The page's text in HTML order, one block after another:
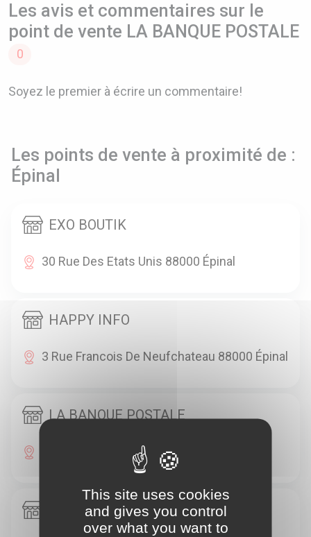
Les avis et commentaires sur le
point de vente LA BANQUE POSTALE
0
Soyez le premier à écrire un commentaire!
Les points de vente à proximité de :
Épinal
EXO BOUTIK
30 Rue Des Etats Unis 88000 Épinal
HAPPY INFO
3 Rue Francois De Neufchateau 88000 Épinal
LA BANQUE POSTALE
Place D Avrinsart 88000 Épinal
LA BANQUE POSTALE
This site uses cookies
and gives you control
over what you want to